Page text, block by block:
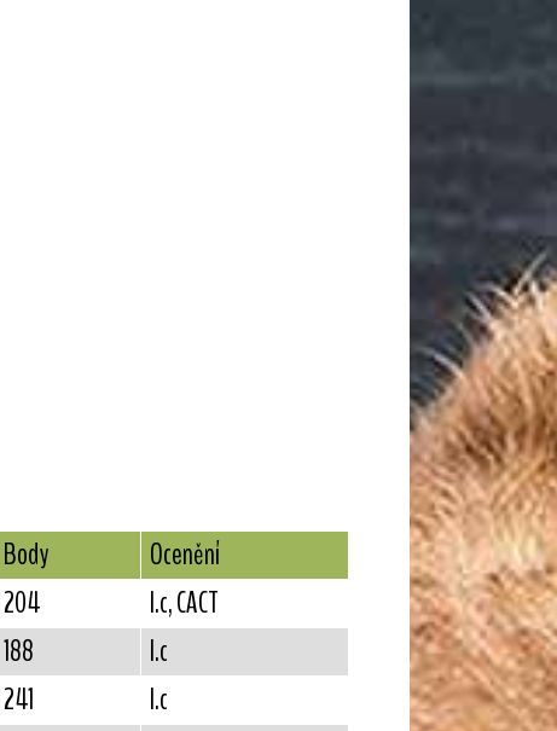
Body
Ocenění
204
I.c, CACT
188
I.c
241
I.c